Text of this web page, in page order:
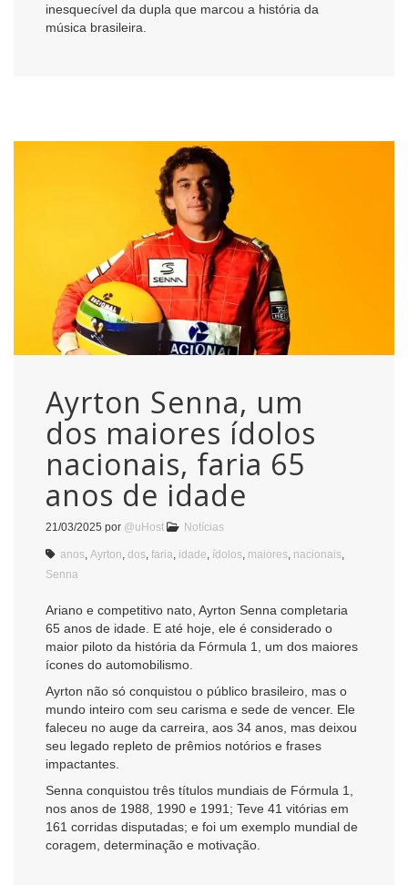
inesquecível da dupla que marcou a história da
música brasileira.
Ayrton Senna, um
dos maiores ídolos
nacionais, faria 65
anos de idade
21/03/2025 por @uHost Notícias
anos Ayrton dos faria idade ídolos maiores nacionais
Senna
Ariano e competitivo nato, Ayrton Senna completaria
65 anos de idade. E até hoje, ele é considerado o
maior piloto da história da Fórmula 1, um dos maiores
ícones do automobilismo.
Ayrton não só conquistou o público brasileiro, mas o
mundo inteiro com seu carisma e sede de vencer. Ele
faleceu no auge da carreira, aos 34 anos, mas deixou
seu legado repleto de prêmios notórios e frases
impactantes.
Senna conquistou três títulos mundiais de Fórmula 1,
nos anos de 1988, 1990 e 1991; Teve 41 vitórias em
161 corridas disputadas; e foi um exemplo mundial de
coragem, determinação e motivação.